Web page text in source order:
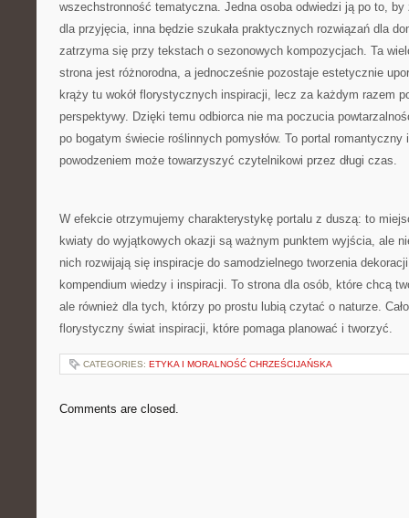
wszechstronność tematyczna. Jedna osoba odwiedzi ją po to,
dla przyjęcia, inna będzie szukała praktycznych rozwiązań dla
zatrzyma się przy tekstach o sezonowych kompozycjach. Ta
strona jest różnorodna, a jednocześnie pozostaje estetycznie
krąży tu wokół florystycznych inspiracji, lecz za każdym razem
perspektywy. Dzięki temu odbiorca nie ma poczucia
po bogatym świecie roślinnych pomysłów. To portal
powodzeniem może towarzyszyć czytelnikowi przez długi czas.
W efekcie otrzymujemy charakterystykę portalu z duszą: to
kwiaty do wyjątkowych okazji są ważnym punktem wyjścia, ale
nich rozwijają się inspiracje do samodzielnego tworzenia
kompendium wiedzy i inspiracji. To strona dla osób, które chcą
ale również dla tych, którzy po prostu lubią czytać o naturze.
florystyczny świat inspiracji, które pomaga planować i tworzyć.
CATEGORIES: ETYKA I MORALNOŚĆ CHRZEŚCIJAŃSKA
Comments are closed.